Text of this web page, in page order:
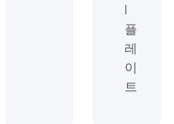
l
플
레
이
트